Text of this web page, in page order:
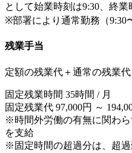
として始業時刻は9:30、終業
※部署により通常勤務（9:30
残業手当
定額の残業代＋通常の残業代
固定残業時間 35時間 / 月
固定残業代 97,000円 ～
※時間外労働の有無に関わ
を支給
※固定時間の超過分は、超